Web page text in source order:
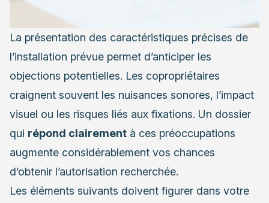
La présentation des caractéristiques précises de
l’installation prévue permet d’anticiper les
objections potentielles. Les copropriétaires
craignent souvent les nuisances sonores, l’impact
visuel ou les risques liés aux fixations. Un dossier
qui répond clairement à ces préoccupations
augmente considérablement vos chances
d’obtenir l’autorisation recherchée.
Les éléments suivants doivent figurer dans votre